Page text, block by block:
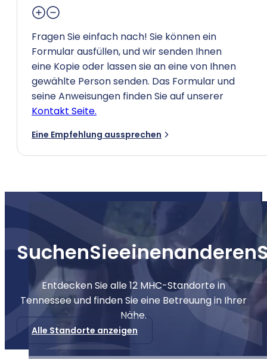
Fragen Sie einfach nach! Sie können ein
Formular ausfüllen, und wir senden Ihnen
eine Kopie oder lassen sie an eine von Ihnen
gewählte Person senden. Das Formular und
seine Anweisungen finden Sie auf unserer
Kontakt Seite.
Eine Empfehlung aussprechen
SuchenSieeinenanderen
Entdecken Sie alle 12 MHC-Standorte in
Tennessee und finden Sie eine Betreuung in Ihrer
Nähe.
Alle Standorte anzeigen